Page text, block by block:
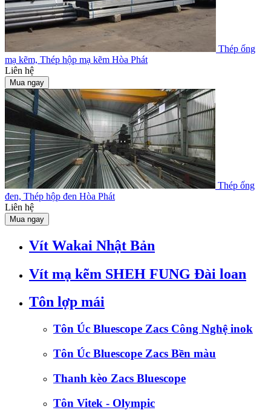
Thép ống
mạ kẽm, Thép hộp mạ kẽm Hòa Phát
Liên hệ
Mua ngay
Thép ống
đen, Thép hộp đen Hòa Phát
Liên hệ
Mua ngay
Vít Wakai Nhật Bản
Vít mạ kẽm SHEH FUNG Đài loan
Tôn lợp mái
Tôn Úc Bluescope Zacs Công Nghệ inok
Tôn Úc Bluescope Zacs Bền màu
Thanh kèo Zacs Bluescope
Tôn Vitek - Olympic